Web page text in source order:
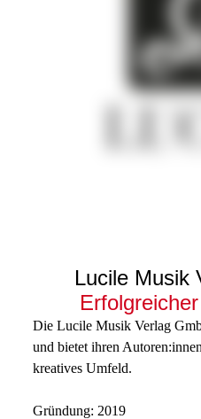
Lucile Musik
Die Lucile Musik Verlag
und bietet ihren
kreatives Umfeld.
Gründung: 2019